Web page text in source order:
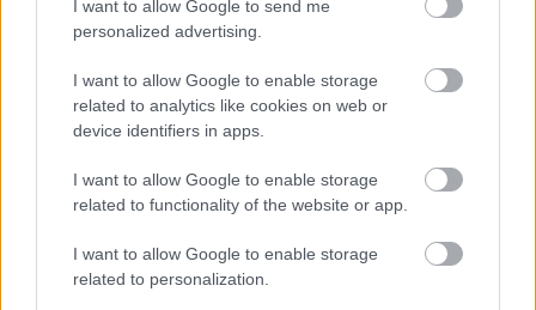
I want to allow Google to send me
personalized advertising.
I want to allow Google to enable storage
related to analytics like cookies on web or
device identifiers in apps.
I want to allow Google to enable storage
related to functionality of the website or app.
I want to allow Google to enable storage
related to personalization.
FESZTIVÁLLAL INDUL A CONCERTO BUDAPEST
ÉVADA
https://kulturpart.hu/api/trackback/id/16240180
Kommentek:
minősülnek, értük aszolgáltatás technikaiüzemeltetője semmilyen felelősséget
nem vállal, azokat nem ellenőrzi. Kifogás esetén forduljon a blog szerkesztőjéhez.